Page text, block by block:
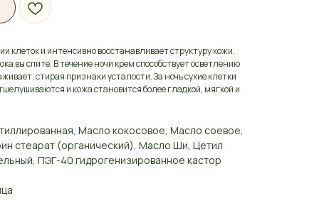
клеток и интенсивно восстанавливает структуру кожи,
вы спите. В течение ночи крем способствует осветлению
стирая признаки усталости. За ночь сухие клетки
и кожа становится более гладкой, мягкой и
Масло кокосовое, Масло соевое,
стеарат (органический), Масло Ши, Цетил
ПЭГ-40 гидрогенизированное кастор